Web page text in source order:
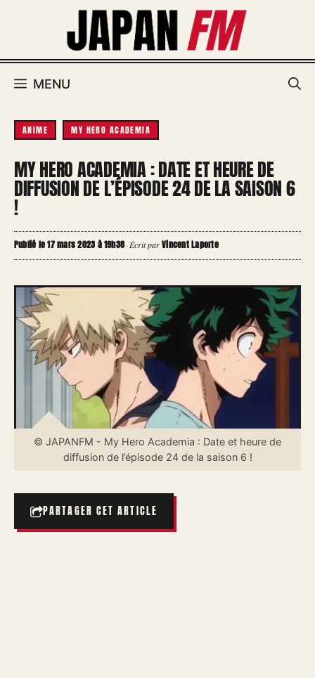
MENU
ANIME MY HERO ACADEMIA
MY HERO ACADEMIA : DATE ET HEURE DE
DIFFUSION DE L’ÉPISODE 24 DE LA SAISON 6
!
Publié le 17 mars 2023 à 19h38·Écrit parVincent Laporte
© JAPANFM - My Hero Academia : Date et heure de
diffusion de l’épisode 24 de la saison 6 !
PARTAGER CET ARTICLE